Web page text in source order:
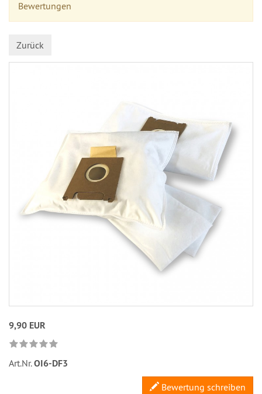
Bewertungen
Zurück
9,90 EUR
Art.Nr.OI6-DF3
Bewertung schreiben